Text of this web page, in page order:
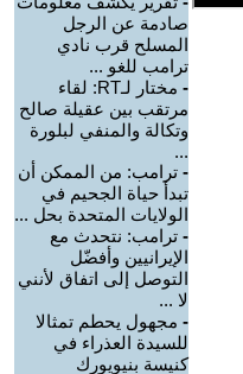
صادمة عن الرجل
المسلح قرب نادي
ترامب للغو ...
-
مختار لـRT: لقاء
مرتقب بين عقيلة صالح
وتكالة والمنفي لبلورة
...
- ترامب: من الممكن أن
تبدأ حياة الجحيم في
الولايات المتحدة بحل ...
- ترامب: نتحدث مع
الإيرانيين وأفضّل
التوصل إلى اتفاق لأنني
لا ...
- مجهول يحطم تمثالا
للسيدة العذراء في
كنيسة بنيويورك